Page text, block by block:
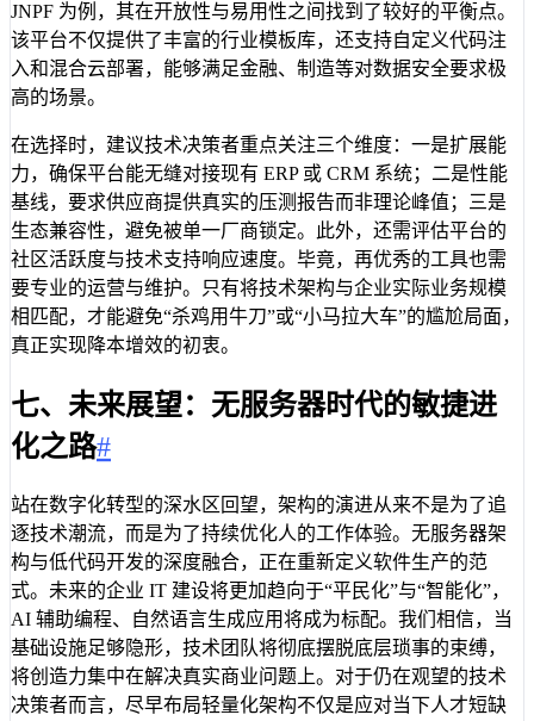
JNPF 为例，其在开放性与易用性之间找到了较好的平衡点。
该平台不仅提供了丰富的行业模板库，还支持自定义代码注
入和混合云部署，能够满足金融、制造等对数据安全要求极
高的场景。
在选择时，建议技术决策者重点关注三个维度：一是扩展能
力，确保平台能无缝对接现有 ERP 或 CRM 系统；二是性能
基线，要求供应商提供真实的压测报告而非理论峰值；三是
生态兼容性，避免被单一厂商锁定。此外，还需评估平台的
社区活跃度与技术支持响应速度。毕竟，再优秀的工具也需
要专业的运营与维护。只有将技术架构与企业实际业务规模
相匹配，才能避免“杀鸡用牛刀”或“小马拉大车”的尴尬局面，
真正实现降本增效的初衷。
七、未来展望：无服务器时代的敏捷进
化之路#
站在数字化转型的深水区回望，架构的演进从来不是为了追
逐技术潮流，而是为了持续优化人的工作体验。无服务器架
构与低代码开发的深度融合，正在重新定义软件生产的范
式。未来的企业 IT 建设将更加趋向于“平民化”与“智能化”，
AI 辅助编程、自然语言生成应用将成为标配。我们相信，当
基础设施足够隐形，技术团队将彻底摆脱底层琐事的束缚，
将创造力集中在解决真实商业问题上。对于仍在观望的技术
决策者而言，尽早布局轻量化架构不仅是应对当下人才短缺